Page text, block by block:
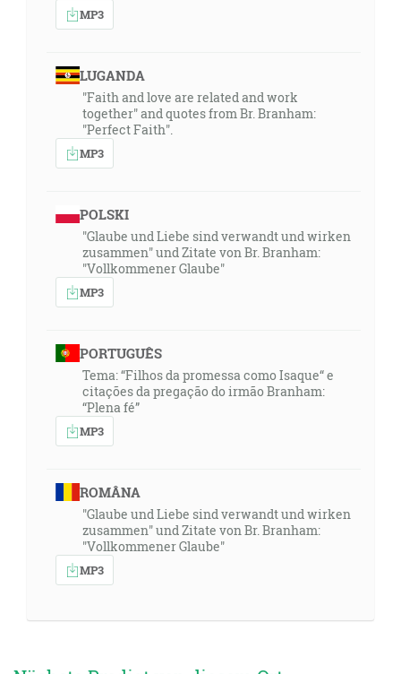
MP3
LUGANDA
"Faith and love are related and work
together" and quotes from Br. Branham:
"Perfect Faith".
MP3
POLSKI
"Glaube und Liebe sind verwandt und wirken
zusammen" und Zitate von Br. Branham:
"Vollkommener Glaube"
MP3
PORTUGUÊS
Tema: “Filhos da promessa como Isaque“ e
citações da pregação do irmão Branham:
“Plena fé”
MP3
ROMÂNA
"Glaube und Liebe sind verwandt und wirken
zusammen" und Zitate von Br. Branham:
"Vollkommener Glaube"
MP3